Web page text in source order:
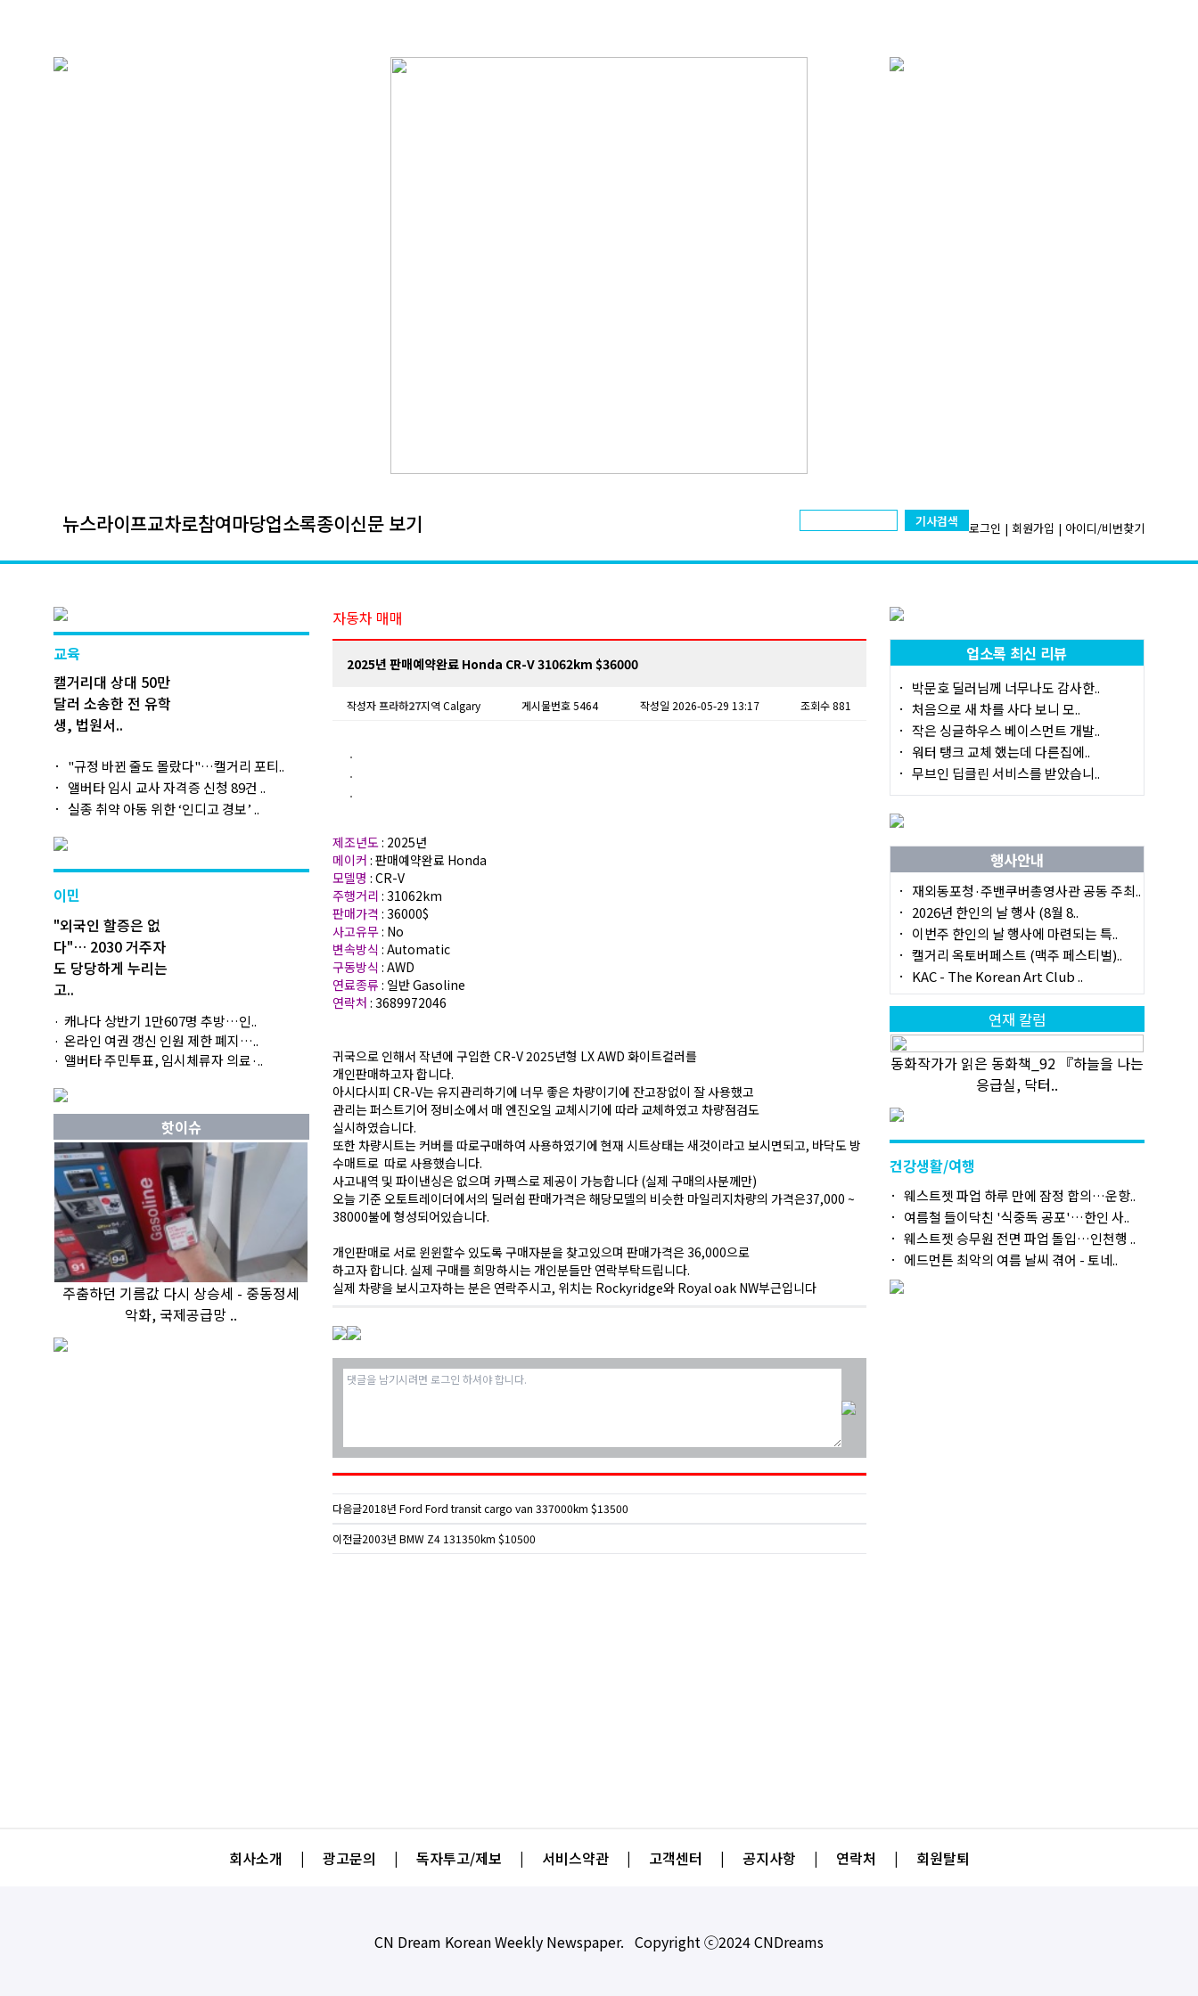
뉴스라이프교차로참여마당업소록종이신문 보기 기사검색 로그인 | 회원가입 | 아이디/비번찾기
교육
캘거리대 상대 50만
달러 소송한 전 유학
생, 법원서..
"규정 바뀐 줄도 몰랐다"…캘거리 포티..
앨버타 임시 교사 자격증 신청 89건 ..
실종 취약 아동 위한 ‘인디고 경보’ ..
이민
"외국인 할증은 없
다"… 2030 거주자
도 당당하게 누리는
고..
캐나다 상반기 1만607명 추방…인..
온라인 여권 갱신 인원 제한 폐지…..
앨버타 주민투표, 임시체류자 의료·..
핫이슈
주춤하던 기름값 다시 상승세 - 중동정세
악화, 국제공급망 ..
자동차 매매
2025년 판매예약완료 Honda CR-V 31062km $36000
작성자 프라하27지역 Calgary 게시물번호 5464 작성일 2026-05-29 13:17 조회수 881
제조년도: 2025년
메이커 : 판매예약완료 Honda
모델명 : CR-V
주행거리 : 31062km
판매가격 : 36000$
사고유무: No
변속방식 : Automatic
구동방식 : AWD
연료종류 : 일반 Gasoline
연락처 : 3689972046
귀국으로 인해서 작년에 구입한 CR-V 2025년형 LX AWD 화이트컬러를
개인판매하고자 합니다.
아시다시피 CR-V는 유지관리하기에 너무 좋은 차량이기에 잔고장없이 잘 사용했고
관리는 퍼스트기어 정비소에서 매 엔진오일 교체시기에 따라 교체하였고 차량점검도
실시하였습니다.
또한 차량시트는 커버를 따로구매하여 사용하였기에 현재 시트상태는 새것이라고 보시면되고, 바닥도 방
수매트로 따로 사용했습니다.
사고내역 및 파이낸싱은 없으며 카펙스로 제공이 가능합니다 (실제 구매의사분께만)
오늘 기준 오토트레이더에서의 딜러쉽 판매가격은 해당모델의 비슷한 마일리지차량의 가격은37,000 ~
38000불에 형성되어있습니다.
개인판매로 서로 윈윈할수 있도록 구매자분을 찾고있으며 판매가격은 36,000으로
하고자 합니다. 실제 구매를 희망하시는 개인분들만 연락부탁드립니다.
실제 차량을 보시고자하는 분은 연락주시고, 위치는 Rockyridge와 Royal oak NW부근입니다
다음글2018년 Ford Ford transit cargo van 337000km $13500
이전글2003년 BMW Z4 131350km $10500
업소록 최신 리뷰
박문호 딜러님께 너무나도 감사한..
처음으로 새 차를 사다 보니 모..
작은 싱글하우스 베이스먼트 개발..
워터 탱크 교체 했는데 다른집에..
무브인 딥클린 서비스를 받았습니..
행사안내
재외동포청·주밴쿠버총영사관 공동 주최..
2026년 한인의 날 행사 (8월 8..
이번주 한인의 날 행사에 마련되는 특..
캘거리 옥토버페스트 (맥주 페스티벌)..
KAC - The Korean Art Club ..
연재 칼럼
동화작가가 읽은 동화책_92 『하늘을 나는
응급실, 닥터..
건강생활/여행
웨스트젯 파업 하루 만에 잠정 합의…운항..
여름철 들이닥친 '식중독 공포'…한인 사..
웨스트젯 승무원 전면 파업 돌입…인천행 ..
에드먼튼 최악의 여름 날씨 겪어 - 토네..
회사소개 | 광고문의 | 독자투고/제보 | 서비스약관 | 고객센터 | 공지사항 | 연락처 | 회원탈퇴
CN Dream Korean Weekly Newspaper. Copyright ⓒ2024 CNDreams